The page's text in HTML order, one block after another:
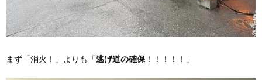
まず「消火！」よりも「逃げ道の確保 ！！！！！」